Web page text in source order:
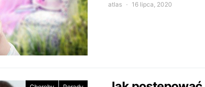
atlas 16 lipca, 2020